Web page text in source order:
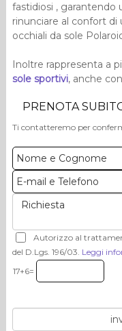
fastidiosi , garantendo
rinunciare al confort
occhiali da sole
Inoltre rappresenta a
sole sportivi, anche
PRENOTA
Ti contatteremo per
Autorizzo al
del D.Lgs. 196/03. Leggi
17+6=